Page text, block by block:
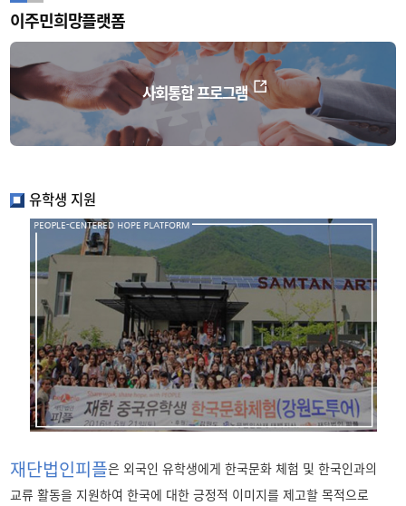
이주민희망플랫폼
사회통합 프로그램
유학생 지원
재단법인피플은 외국인 유학생에게 한국문화 체험 및 한국인과의
교류 활동을 지원하여 한국에 대한 긍정적 이미지를 제고할 목적으로